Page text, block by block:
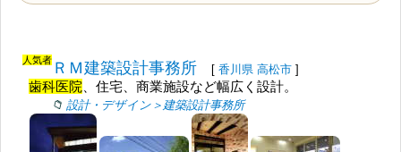
人気者 ＲＭ建築設計事務所 [ 香川県 高松市 ]
歯科医院、住宅、商業施設など幅広く設計。
設計・デザイン＞建築設計事務所